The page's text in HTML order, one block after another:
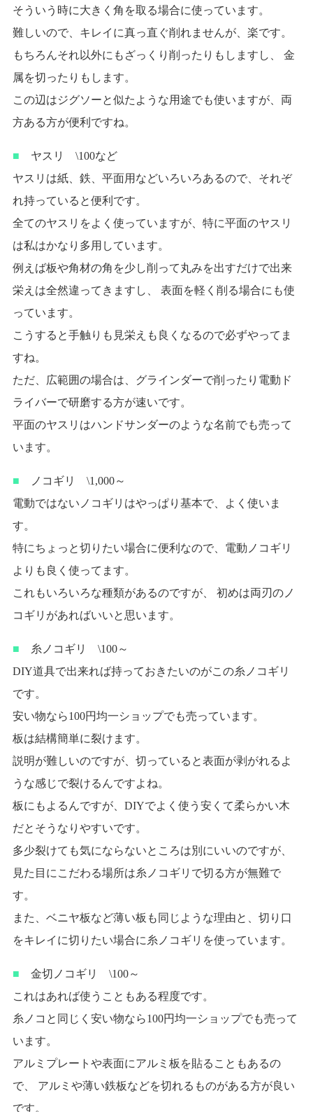
そういう時に大きく角を取る場合に使っています。
難しいので、キレイに真っ直ぐ削れませんが、楽です。
もちろんそれ以外にもざっくり削ったりもしますし、 金
属を切ったりもします。
この辺はジグソーと似たような用途でも使いますが、両
方ある方が便利ですね。
■ ヤスリ \100など
ヤスリは紙、鉄、平面用などいろいろあるので、それぞ
れ持っていると便利です。
全てのヤスリをよく使っていますが、特に平面のヤスリ
は私はかなり多用しています。
例えば板や角材の角を少し削って丸みを出すだけで出来
栄えは全然違ってきますし、 表面を軽く削る場合にも使
っています。
こうすると手触りも見栄えも良くなるので必ずやってま
すね。
ただ、広範囲の場合は、グラインダーで削ったり電動ド
ライバーで研磨する方が速いです。
平面のヤスリはハンドサンダーのような名前でも売って
います。
■ ノコギリ \1,000～
電動ではないノコギリはやっぱり基本で、よく使いま
す。
特にちょっと切りたい場合に便利なので、電動ノコギリ
よりも良く使ってます。
これもいろいろな種類があるのですが、 初めは両刃のノ
コギリがあればいいと思います。
■ 糸ノコギリ \100～
DIY道具で出来れば持っておきたいのがこの糸ノコギリ
です。
安い物なら100円均一ショップでも売っています。
板は結構簡単に裂けます。
説明が難しいのですが、切っていると表面が剥がれるよ
うな感じで裂けるんですよね。
板にもよるんですが、DIYでよく使う安くて柔らかい木
だとそうなりやすいです。
多少裂けても気にならないところは別にいいのですが、
見た目にこだわる場所は糸ノコギリで切る方が無難で
す。
また、ベニヤ板など薄い板も同じような理由と、切り口
をキレイに切りたい場合に糸ノコギリを使っています。
■ 金切ノコギリ \100～
これはあれば使うこともある程度です。
糸ノコと同じく安い物なら100円均一ショップでも売って
います。
アルミプレートや表面にアルミ板を貼ることもあるの
で、 アルミや薄い鉄板などを切れるものがある方が良い
です。